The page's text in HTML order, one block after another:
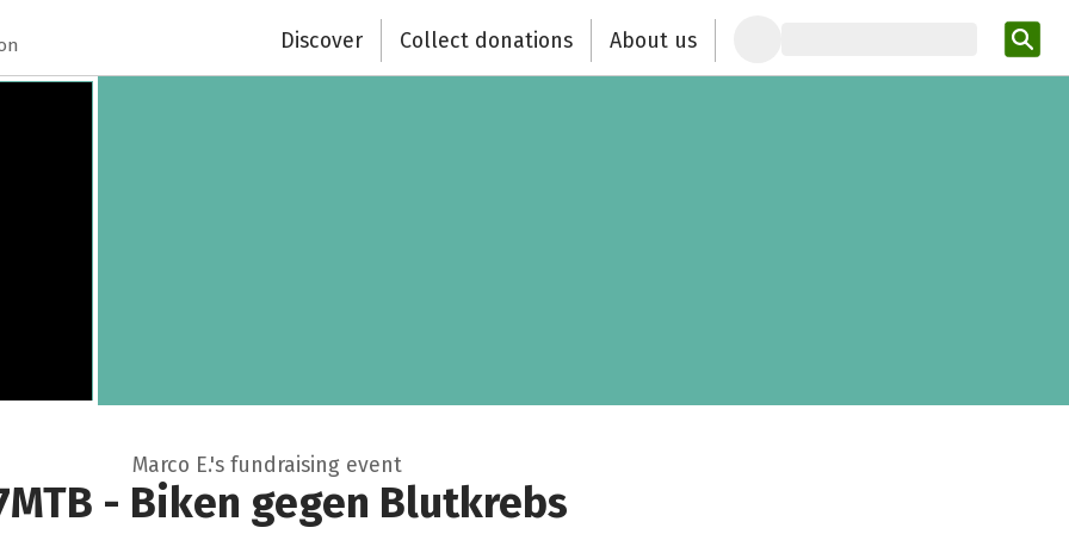
Discover Collect donations About us
Marco E.'s fundraising event
- Biken gegen Blutkrebs